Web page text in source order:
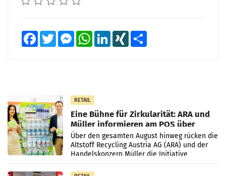
FacebookTwitter MessengerWhatsAppLinkedInXING
RETAIL
Eine Bühne für Zirkularität: ARA und
Müller informieren am POS über
Kreislauffähigkeit
Über den gesamten August hinweg rücken die
Altstoff Recycling Austria AG (ARA) und der
Handelskonzern Müller die Initiative
„Kreislauf-Helden“ in allen österreichischen
Müller-Filialen